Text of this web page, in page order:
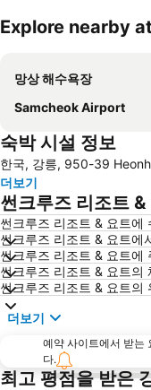
Explore nearby
망상 해수욕장
Samcheok Airport
숙박 시설 정보
한국, 강릉, 950-39
더보기
썬크루즈 리조트
썬크루즈 리조트 & 요트에
썬크루즈 리조트 & 요트에
썬크루즈 리조트 & 요트에
썬크루즈 리조트 & 요트의
썬크루즈 리조트 & 요트의
더보기
예약 사이트에서 받는
다.
최고 평점을 받은